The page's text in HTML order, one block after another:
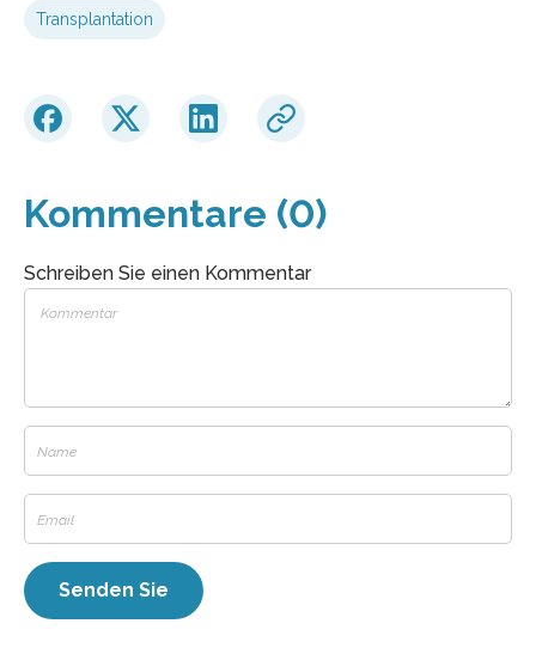
Transplantation
Kommentare (0)
Schreiben Sie einen Kommentar